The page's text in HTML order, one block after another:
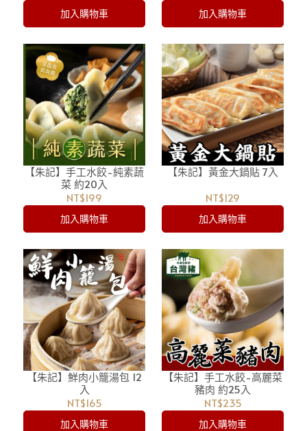
加入購物車 加入購物車
【朱記】手工水餃-純素蔬
菜 約20入
NT$199
加入購物車
【朱記】黃金大鍋貼 7入
NT$129
加入購物車
【朱記】鮮肉小籠湯包 12
入
NT$165
加入購物車
【朱記】手工水餃-高麗菜
豬肉 約25入
NT$235
加入購物車